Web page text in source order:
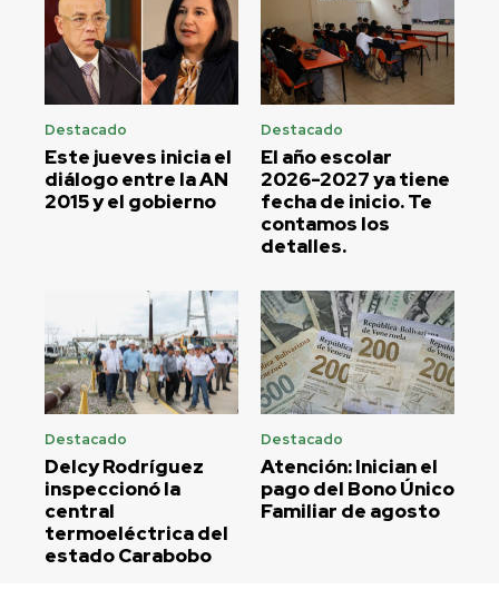
Destacado
Este jueves inicia el
diálogo entre la AN
2015 y el gobierno
Destacado
El año escolar
2026-2027 ya tiene
fecha de inicio. Te
contamos los
detalles.
Destacado
Delcy Rodríguez
inspeccionó la
central
termoeléctrica del
estado Carabobo
Destacado
Atención: Inician el
pago del Bono Único
Familiar de agosto